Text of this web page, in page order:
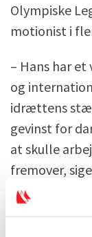
Olympiske
motionist i
– Hans har
og
idrættens
gevinst for
at skulle
fremover,
Et farvel